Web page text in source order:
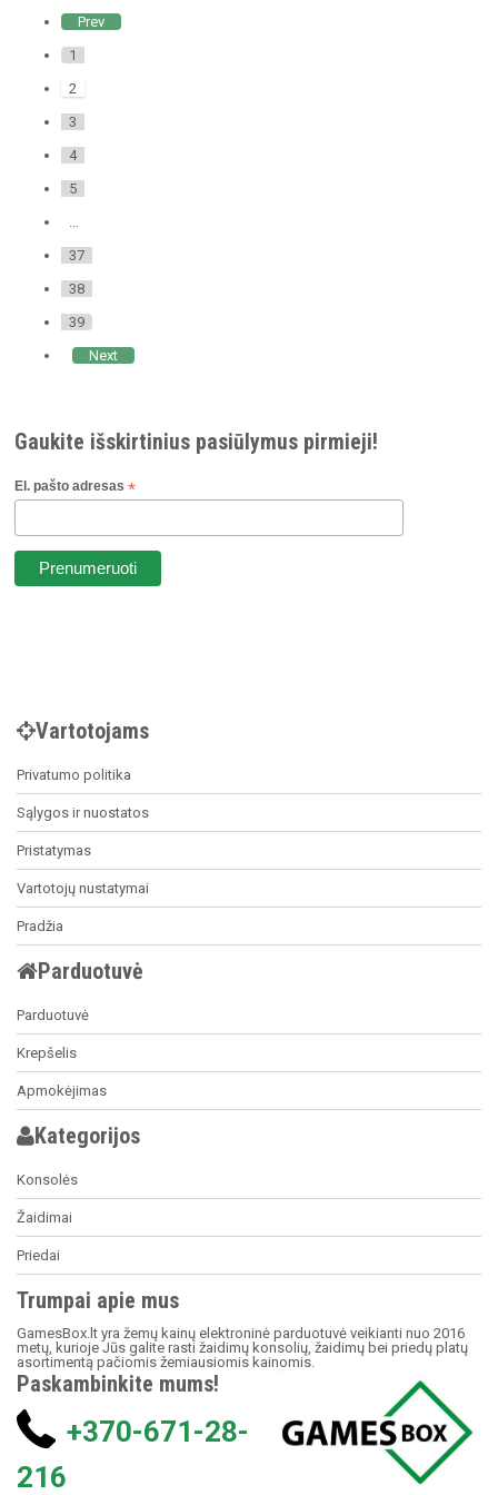
Prev
1
2
3
4
5
37
38
39
Next
Gaukite išskirtinius pasiūlymus pirmieji!
El. pašto adresas*
Vartotojams
Privatumo politika
Sąlygos ir nuostatos
Pristatymas
Vartotojų nustatymai
Pradžia
Parduotuvė
Parduotuvė
Krepšelis
Apmokėjimas
Kategorijos
Konsolės
Žaidimai
Priedai
Trumpai apie mus
GamesBox.lt yra žemų kainų elektroninė parduotuvė veikianti nuo 2016
metų, kurioje Jūs galite rasti žaidimų konsolių, žaidimų bei priedų platų
asortimentą pačiomis žemiausiomis kainomis.
Paskambinkite mums!
+370-671-28-
216